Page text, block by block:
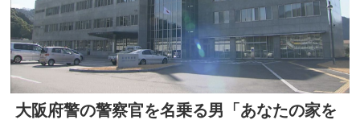
大阪府警の警察官を名乗る男「あなたの家を